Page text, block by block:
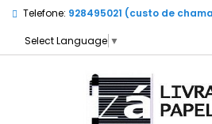
Telefone: 928495021 (custo de
Select Language ▼